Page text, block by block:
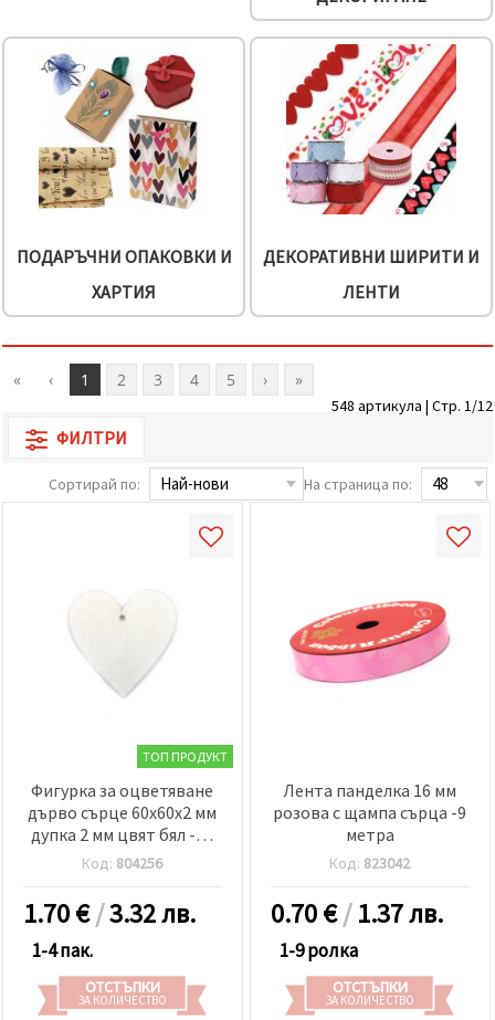
вид
"бисквитки"
и кликнеш
бутона
Приеми
всички
на
ПОДАРЪЧНИ ОПАКОВКИ И
ХАРТИЯ
ДЕКОРАТИВНИ ШИРИТИ И
ЛЕНТИ
« ‹ 1 2 3 4 5 › »
548 артикула | Стр. 1/12
ФИЛТРИ
Сортирай по: На страница по:
ТОП ПРОДУКТ
Фигурка за оцветяване
дърво сърце 60x60x2 мм
дупка 2 мм цвят бял -10
броя
Код: 804256
1.70€/3.32 лв.
1-4 пак.
ОТСТЪПКИ
ЗА КОЛИЧЕСТВО
Лента панделка 16 мм
розова с щампа сърца -9
метра
Код: 823042
0.70€/1.37 лв.
1-9 ролка
ОТСТЪПКИ
ЗА КОЛИЧЕСТВО